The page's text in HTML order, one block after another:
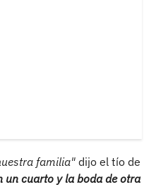
familia" dijo el tío de
un cuarto y la boda de otra